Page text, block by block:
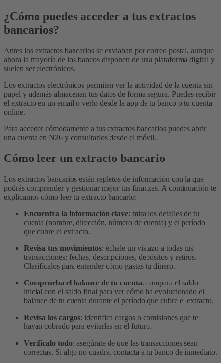
¿Cómo puedes acceder a tus extractos
bancarios?
Antes los extractos bancarios se enviaban por correo postal, aunque
ahora la mayoría de los bancos disponen de una plataforma digital y
suelen ser electrónicos.
Los extractos electrónicos permiten ver la actividad de la cuenta sin
papel y además almacenan tus datos de forma segura. Puedes recibir
el extracto en un email o verlo desde la app de tu banco o tu cuenta
online.
Para acceder cómodamente a tus extractos bancarios puedes abrir
una cuenta en N26 y consultarlos desde el móvil.
Cómo leer un extracto bancario
Los extractos bancarios están repletos de información con la que
podrás comprender y gestionar mejor tus finanzas. A continuación te
explicamos cómo leer tu extracto bancario:
Encuentra la información clave: mira los detalles de tu
cuenta (nombre, dirección, número de cuenta) y el período
que cubre el extracto.
Revisa tus movimientos: échale un vistazo a todas tus
transacciones: fechas, descripciones, depósitos y retiros.
Clasifícalos para entender cómo gastas tu dinero.
Comprueba el balance de tu cuenta: compara el saldo
inicial con el saldo final para ver cómo ha evolucionado el
balance de tu cuenta durante el período que cubre el extracto.
Revisa los cargos: identifica cargos o comisiones que te
hayan cobrado para evitarlas en el futuro.
Verifícalo todo: asegúrate de que las transacciones sean
correctas. Si algo no cuadra, contacta a tu banco de inmediato.